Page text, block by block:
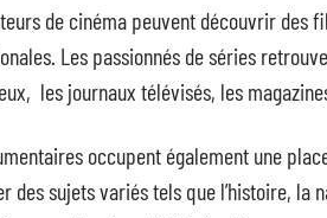
de cinéma peuvent découvrir des
Les passionnés de séries
les journaux télévisés, les
occupent également une
des sujets variés tels que l’histoire,